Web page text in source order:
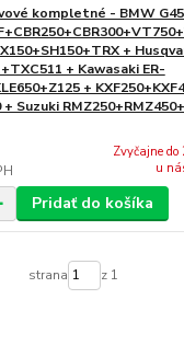
kompletné - BMW
+
+ Kawasaki ER-
+
Suzuki
Zvyčajne do
u
Pridať do košíka
strana z 1